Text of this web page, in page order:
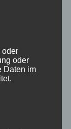
oder
oder
Daten im